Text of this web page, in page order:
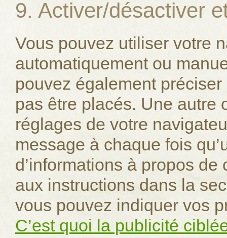
9. Activer/désactiver
Vous pouvez utiliser votre
automatiquement ou
pouvez également
pas être placés. Une autre
réglages de votre
message à chaque fois
d’informations à propos
aux instructions dans la
vous pouvez indiquer vos
C’est quoi la publicité